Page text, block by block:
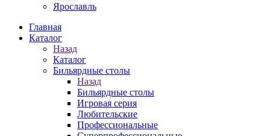
Ярославль
Главная
Каталог
Назад
Каталог
Бильярдные столы
Назад
Бильярдные столы
Игровая серия
Любительские
Профессиональные